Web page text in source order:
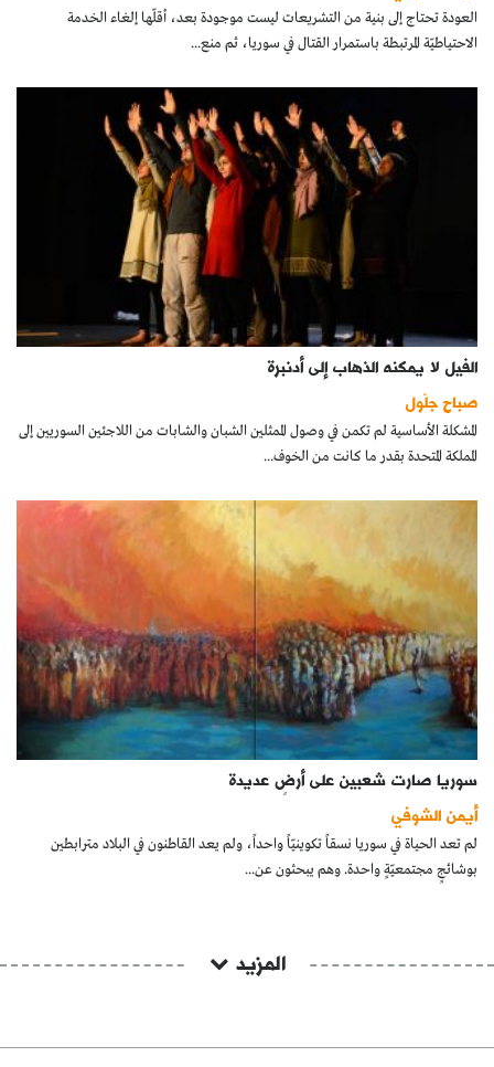
العودة تحتاج إلى بنية من التشريعات ليست موجودة بعد، أقلّها إلغاء الخدمة
الاحتياطيّة المرتبطة باستمرار القتال في سوريا، ثم منع...
الفيل لا يمكنه الذهاب إلى أدنبرة
صباح جلّول
المشكلة الأساسية لم تكمن في وصول الممثلين الشبان والشابات من اللاجئين السوريين إلى
المملكة المتحدة بقدر ما كانت من الخوف...
سوريا صارت شعبين على أرضٍ عديدة
أيمن الشوفي
لم تعد الحياة في سوريا نسقاً تكوينيّاً واحداً، ولم يعد القاطنون في البلاد مترابطين
بوشائجٍ مجتمعيّةٍ واحدة. وهم يبحثون عن...
المزيد